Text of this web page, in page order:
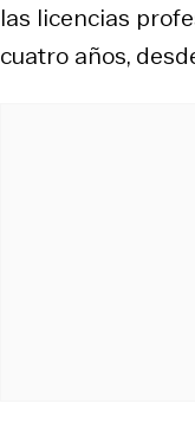
las licencias
cuatro años,